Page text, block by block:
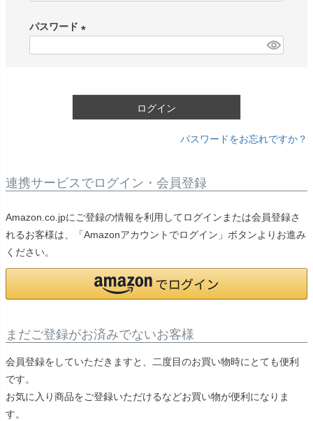
パスワード
ログイン
パスワードをお忘れですか？
連携サービスでログイン・会員登録
Amazon.co.jpにご登録の情報を利用してログインまたは会員登録さ
れるお客様は、「Amazonアカウントでログイン」ボタンよりお進み
ください。
まだご登録がお済みでないお客様
会員登録をしていただきますと、二度目のお買い物時にとても便利
です。
お気に入り商品をご登録いただけるなどお買い物が便利になりま
す。